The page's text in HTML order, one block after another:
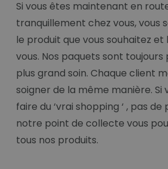
Si vous êtes maintenant en
tranquillement chez vous, vous
le produit que vous souhaitez et
vous. Nos paquets sont
plus grand soin. Chaque client
soigner de la même manière. Si
faire du ‘vrai shopping ‘ , pas
notre point de collecte vous
tous nos produits.